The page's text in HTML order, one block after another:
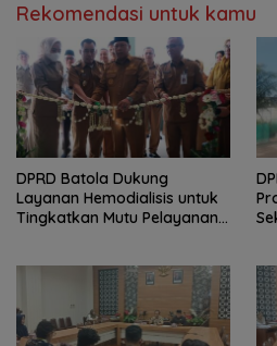
Rekomendasi untuk kamu
DPRD Batola Dukung
Layanan Hemodialisis untuk
Tingkatkan Mutu Pelayanan